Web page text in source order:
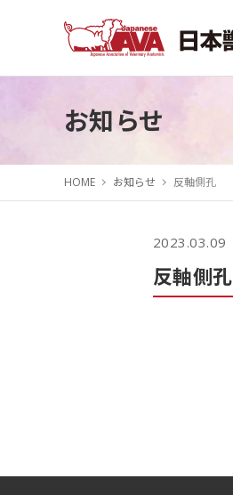
お知らせ
HOME お知らせ 反軸側孔
2023.03.09
反軸側孔